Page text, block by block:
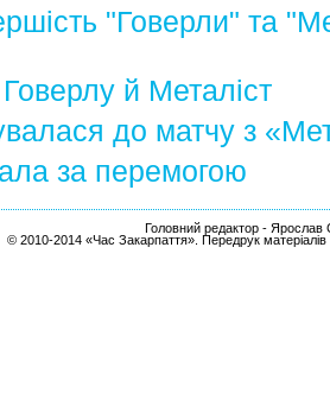
"Говерли" та
й Металіст
до матчу з
за перемогою
Головний редактор - Ярослав
© 2010-2014 «Час Закарпаття». Передрук